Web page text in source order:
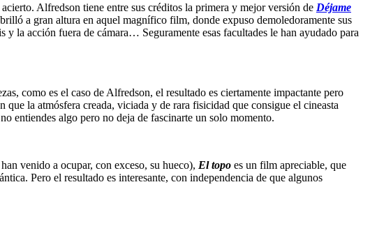
Alfredson tiene entre sus créditos la primera y mejor versión de Déjame
a gran altura en aquel magnífico film, donde expuso demoledoramente sus
la acción fuera de cámara… Seguramente esas facultades le han ayudado para
como es el caso de Alfredson, el resultado es ciertamente impactante pero
la atmósfera creada, viciada y de rara fisicidad que consigue el cineasta
entiendes algo pero no deja de fascinarte un solo momento.
venido a ocupar, con exceso, su hueco), El topo es un film apreciable, que
Pero el resultado es interesante, con independencia de que algunos